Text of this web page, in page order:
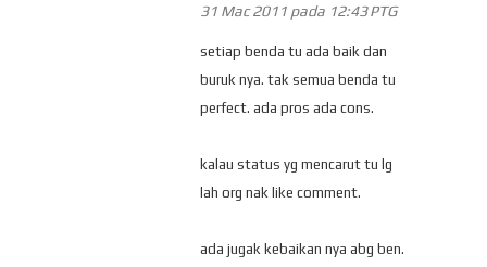
31 Mac 2011 pada 12:43 PTG
setiap benda tu ada baik dan
buruk nya. tak semua benda tu
perfect. ada pros ada cons.
kalau status yg mencarut tu lg
lah org nak like comment.
ada jugak kebaikan nya abg ben.